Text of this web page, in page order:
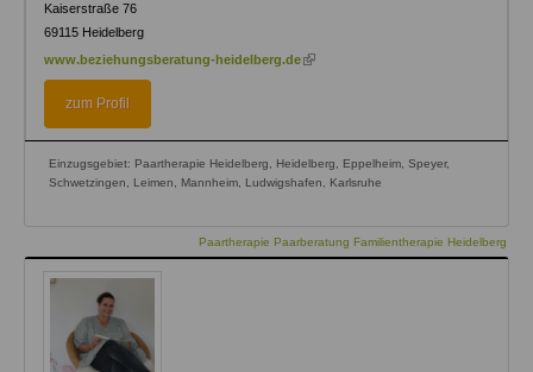
Kaiserstraße 76
69115 Heidelberg
www.beziehungsberatung-heidelberg.de (link
zum Profil
Einzugsgebiet: Paartherapie Heidelberg, Heidelberg, Eppelheim, Speyer,
Schwetzingen, Leimen, Mannheim, Ludwigshafen, Karlsruhe
Paartherapie Paarberatung Familientherapie Heidelberg